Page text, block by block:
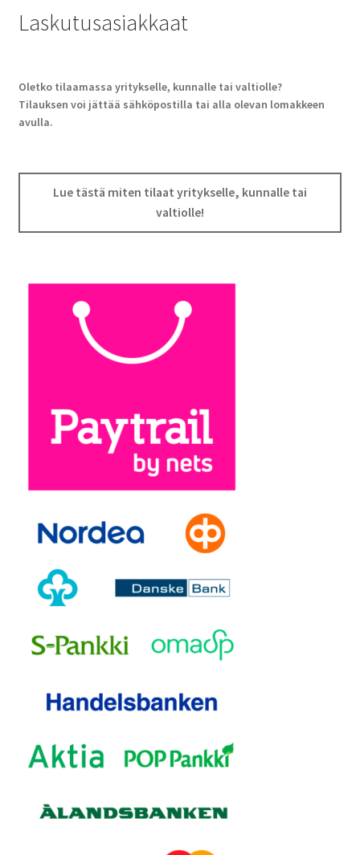
Laskutusasiakkaat
Oletko tilaamassa yritykselle, kunnalle tai valtiolle?
Tilauksen voi jättää sähköpostilla tai alla olevan lomakkeen
avulla.
Lue tästä miten tilaat yritykselle, kunnalle tai
valtiolle!